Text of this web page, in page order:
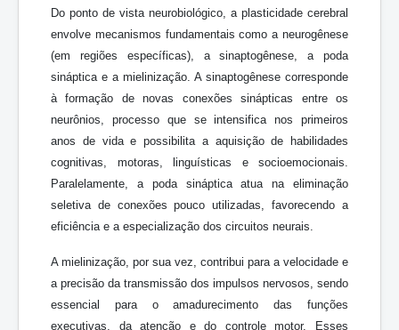
Do ponto de vista neurobiológico, a plasticidade cerebral
envolve mecanismos fundamentais como a neurogênese
(em regiões específicas), a sinaptogênese, a poda
sináptica e a mielinização. A sinaptogênese corresponde
à formação de novas conexões sinápticas entre os
neurônios, processo que se intensifica nos primeiros
anos de vida e possibilita a aquisição de habilidades
cognitivas, motoras, linguísticas e socioemocionais.
Paralelamente, a poda sináptica atua na eliminação
seletiva de conexões pouco utilizadas, favorecendo a
eficiência e a especialização dos circuitos neurais.
A mielinização, por sua vez, contribui para a velocidade e
a precisão da transmissão dos impulsos nervosos, sendo
essencial para o amadurecimento das funções
executivas, da atenção e do controle motor. Esses